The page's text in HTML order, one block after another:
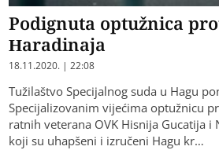
Podignuta optužnica
Haradinaja
18.11.2020. | 22:08
Tužilaštvo Specijalnog suda u Hagu
Specijalizovanim vijećima optužnicu
ratnih veterana OVK Hisnija Gucatija i
koji su uhapšeni i izručeni Hagu kr…